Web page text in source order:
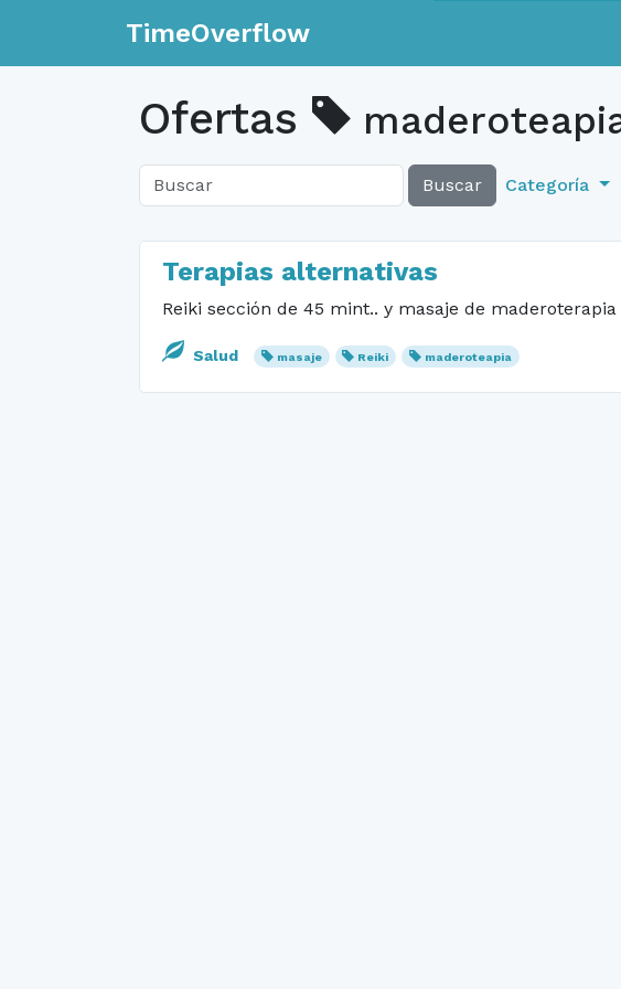
TimeOverflow
Ofertas
Buscar Categoría
Terapias alternativas
Reiki sección de 45 mint.. y masaje de
Salud masaje Reiki maderoteapia